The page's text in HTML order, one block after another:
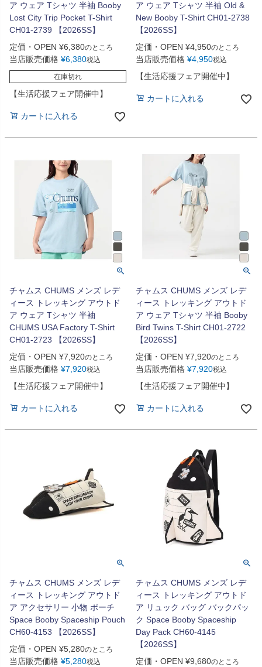
ア ウェア Tシャツ 半袖 Booby
Lost City Trip Pocket T-Shirt
CH01-2739 【2026SS】
定価・OPEN ¥6,380のところ
当店販売価格 ¥6,380税込
在庫切れ
【生活応援フェア開催中】
カートに入れる
ア ウェア Tシャツ 半袖 Old &
New Booby T-Shirt CH01-2738
【2026SS】
定価・OPEN ¥4,950のところ
当店販売価格 ¥4,950税込
【生活応援フェア開催中】
カートに入れる
チャムス CHUMS メンズ レデ
ィース トレッキング アウトド
ア ウェア Tシャツ 半袖
CHUMS USA Factory T-Shirt
CH01-2723 【2026SS】
定価・OPEN ¥7,920のところ
当店販売価格 ¥7,920税込
【生活応援フェア開催中】
カートに入れる
チャムス CHUMS メンズ レデ
ィース トレッキング アウトド
ア ウェア Tシャツ 半袖 Booby
Bird Twins T-Shirt CH01-2722
【2026SS】
定価・OPEN ¥7,920のところ
当店販売価格 ¥7,920税込
【生活応援フェア開催中】
カートに入れる
チャムス CHUMS メンズ レデ
ィース トレッキング アウトド
ア アクセサリー 小物 ポーチ
Space Booby Spaceship Pouch
CH60-4153 【2026SS】
定価・OPEN ¥5,280のところ
当店販売価格 ¥5,280税込
チャムス CHUMS メンズ レデ
ィース トレッキング アウトド
ア リュック バッグ バックパッ
ク Space Booby Spaceship
Day Pack CH60-4145
【2026SS】
定価・OPEN ¥9,680のところ